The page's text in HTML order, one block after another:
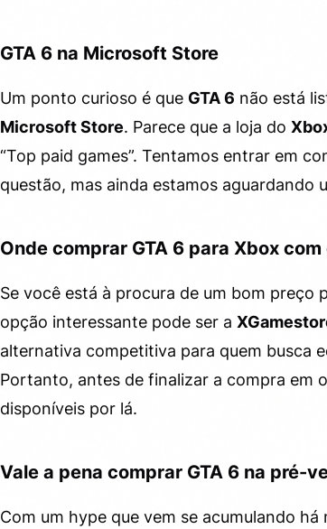
GTA 6 na Microsoft Store
Um ponto curioso é que GTA 6 não está
Microsoft Store. Parece que a loja do
“Top paid games”. Tentamos entrar em
questão, mas ainda estamos aguardando
Onde comprar GTA 6 para Xbox
Se você está à procura de um bom preço
opção interessante pode ser a
alternativa competitiva para quem busca
Portanto, antes de finalizar a compra em
disponíveis por lá.
Vale a pena comprar GTA 6 na pré-
Com um hype que vem se acumulando há